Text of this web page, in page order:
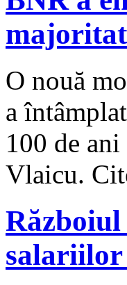
O nouă
a
100 de
Vlaicu.
salariilor